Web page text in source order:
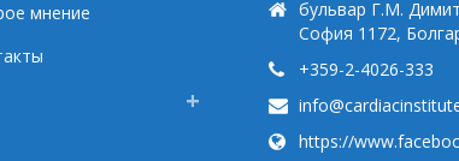
мнение
бульвар Г.М.
София 1172,
+359-2-4026-333
https://